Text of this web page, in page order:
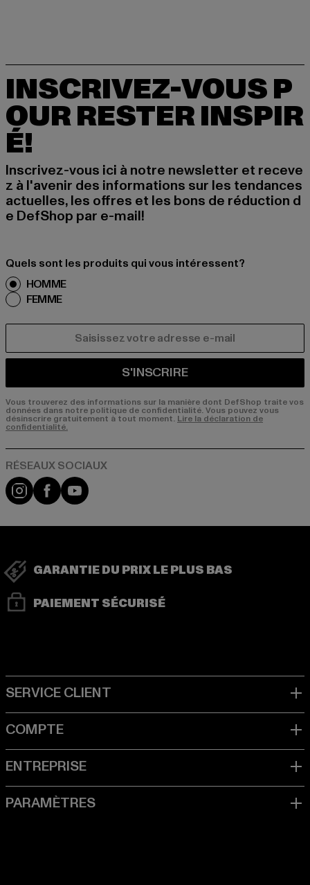
INSCRIVEZ-VOUS P
OUR RESTER INSPIR
É!
Inscrivez-vous ici à notre newsletter et receve
z à l'avenir des informations sur les tendances
actuelles, les offres et les bons de réduction d
e DefShop par e-mail!
Quels sont les produits qui vous intéressent?
HOMME
FEMME
S'INSCRIRE
Vous trouverez des informations sur la manière dont DefShop traite vos
données dans notre politique de confidentialité. Vous pouvez vous
désinscrire gratuitement à tout moment. Lire la déclaration de
confidentialité.
Visit our Instagram page:
Visit our Facebook page:
Visit our YouTube channel:
GARANTIE DU PRIX LE PLUS BAS
PAIEMENT SÉCURISÉ